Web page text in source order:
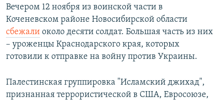
Вечером 12 ноября из воинской части в
Коченевском районе Новосибирской области
сбежали около десяти солдат. Большая часть из них
– уроженцы Краснодарского края, которых
готовили к отправке на войну против Украины.
Палестинская группировка "Исламский джихад",
признанная террористической в США, Евросоюзе,